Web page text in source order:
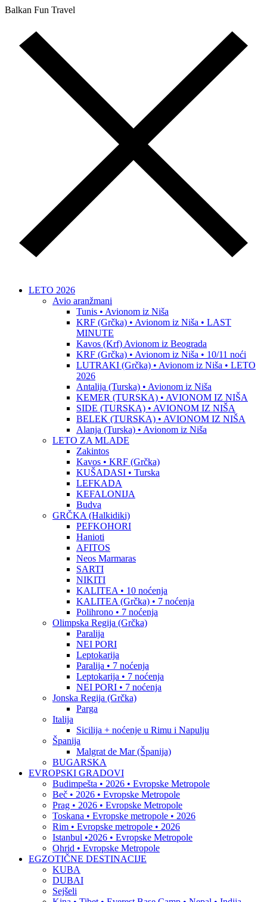
Balkan Fun Travel
LETO 2026
Avio aranžmani
Tunis • Avionom iz Niša
KRF (Grčka) • Avionom iz Niša • LAST
MINUTE
Kavos (Krf) Avionom iz Beograda
KRF (Grčka) • Avionom iz Niša • 10/11 noći
LUTRAKI (Grčka) • Avionom iz Niša • LETO
2026
Antalija (Turska) • Avionom iz Niša
KEMER (TURSKA) • AVIONOM IZ NIŠA
SIDE (TURSKA) • AVIONOM IZ NIŠA
BELEK (TURSKA) • AVIONOM IZ NIŠA
Alanja (Turska) • Avionom iz Niša
LETO ZA MLADE
Zakintos
Kavos • KRF (Grčka)
KUŠADASI • Turska
LEFKADA
KEFALONIJA
Budva
GRČKA (Halkidiki)
PEFKOHORI
Hanioti
AFITOS
Neos Marmaras
SARTI
NIKITI
KALITEA • 10 noćenja
KALITEA (Grčka) • 7 noćenja
Polihrono • 7 noćenja
Olimpska Regija (Grčka)
Paralija
NEI PORI
Leptokarija
Paralija • 7 noćenja
Leptokarija • 7 noćenja
NEI PORI • 7 noćenja
Jonska Regija (Grčka)
Parga
Italija
Sicilija + noćenje u Rimu i Napulju
Španija
Malgrat de Mar (Španija)
BUGARSKA
EVROPSKI GRADOVI
Budimpešta • 2026 • Evropske Metropole
Beč • 2026 • Evropske Metropole
Prag • 2026 • Evropske Metropole
Toskana • Evropske metropole • 2026
Rim • Evropske metropole • 2026
Istanbul •2026 • Evropske Metropole
Ohrid • Evropske Metropole
EGZOTIČNE DESTINACIJE
KUBA
DUBAI
Sejšeli